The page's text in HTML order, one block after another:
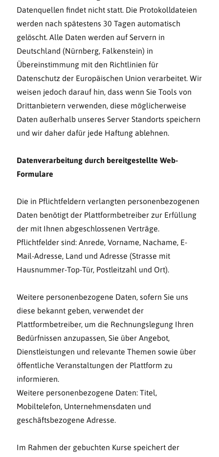
Datenquellen findet nicht statt. Die Protokolldateien
werden nach spätestens 30 Tagen automatisch
gelöscht. Alle Daten werden auf Servern in
Deutschland (Nürnberg, Falkenstein) in
Übereinstimmung mit den Richtlinien für
Datenschutz der Europäischen Union verarbeitet. Wir
weisen jedoch darauf hin, dass wenn Sie Tools von
Drittanbietern verwenden, diese möglicherweise
Daten außerhalb unseres Server Standorts speichern
und wir daher dafür jede Haftung ablehnen.
Datenverarbeitung durch bereitgestellte Web-
Formulare
Die in Pflichtfeldern verlangten personenbezogenen
Daten benötigt der Plattformbetreiber zur Erfüllung
der mit Ihnen abgeschlossenen Verträge.
Pflichtfelder sind: Anrede, Vorname, Nachame, E-
Mail-Adresse, Land und Adresse (Strasse mit
Hausnummer-Top-Tür, Postleitzahl und Ort).
Weitere personenbezogene Daten, sofern Sie uns
diese bekannt geben, verwendet der
Plattformbetreiber, um die Rechnungslegung Ihren
Bedürfnissen anzupassen, Sie über Angebot,
Dienstleistungen und relevante Themen sowie über
öffentliche Veranstaltungen der Plattform zu
informieren.
Weitere personenbezogene Daten: Titel,
Mobiltelefon, Unternehmensdaten und
geschäftsbezogene Adresse.
Im Rahmen der gebuchten Kurse speichert der